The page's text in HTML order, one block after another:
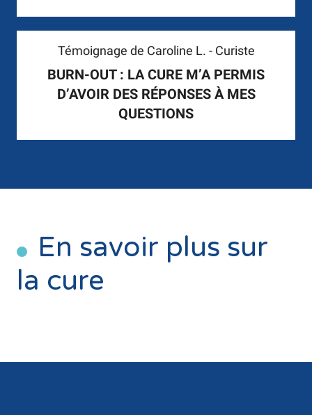
Témoignage de Caroline L. - Curiste
BURN-OUT : LA CURE M’A PERMIS
D’AVOIR DES RÉPONSES À MES
QUESTIONS
En savoir plus sur
la cure